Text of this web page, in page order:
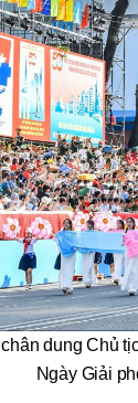
dung Chủ
Ngày Giải